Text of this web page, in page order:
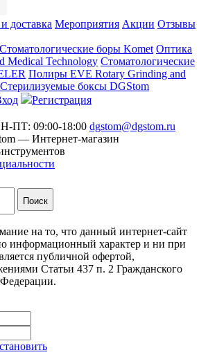
доставка Мероприятия Акции Отзывы
Стоматологические боры Komet Оптика
Medical Technology Стоматологические
Полиры EVE Rotary Grinding and
Стерилизуемые боксы DGStom
Регистрация
ПТ: 09:00-18:00 dgstom@dgstom.ru
— Интернет-магазин
на то, что данный интернет-сайт
информационный характер и ни при
публичной офертой,
Статьи 437 п. 2 Гражданского